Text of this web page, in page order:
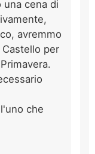
una cena di
avremmo
per
che